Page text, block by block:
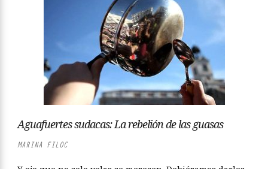
Aguafuertes sudacas: La rebelión de las guasas
MARINA FILOC